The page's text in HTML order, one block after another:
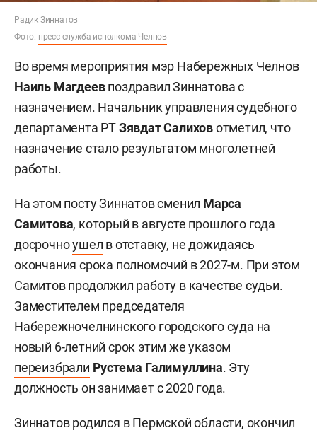
Радик Зиннатов
Фото: пресс-служба исполкома Челнов
Во время мероприятия мэр Набережных Челнов
Наиль Магдеевпоздравил Зиннатова с
назначением. Начальник управления судебного
департамента РТЗявдат Салиховотметил, что
назначение стало результатом многолетней
работы.
На этом посту Зиннатов сменил Марса
Самитова, который в августе прошлого года
досрочноушел в отставку, не дожидаясь
окончания срока полномочий в 2027-м. При этом
Самитов продолжил работу в качестве судьи.
Заместителем председателя
Набережночелнинского городского суда на
новый 6-летний срок этим же указом
переизбрали Рустема Галимуллина. Эту
должность он занимает с 2020 года.
Зиннатов родился в Пермской области, окончил